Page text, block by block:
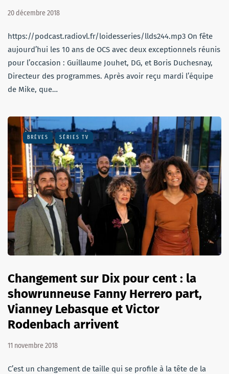
20 décembre 2018
https://podcast.radiovl.fr/loidesseries/llds244.mp3 On fête
aujourd’hui les 10 ans de OCS avec deux exceptionnels réunis
pour l’occasion : Guillaume Jouhet, DG, et Boris Duchesnay,
Directeur des programmes. Après avoir reçu mardi l’équipe
de Mike, que…
BRÈVES SÉRIES TV
Changement sur Dix pour cent : la
showrunneuse Fanny Herrero part,
Vianney Lebasque et Victor
Rodenbach arrivent
11 novembre 2018
C’est un changement de taille qui se profile à la tête de la